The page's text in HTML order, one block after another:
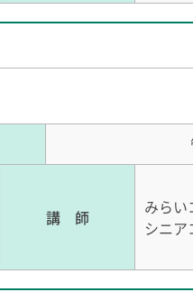
講 師
みらい
シニ